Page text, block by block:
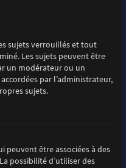
sujets verrouillés et tout
Les sujets peuvent être
un modérateur ou un
par l’administrateur,
sujets.
peuvent être associées à des
possibilité d’utiliser des